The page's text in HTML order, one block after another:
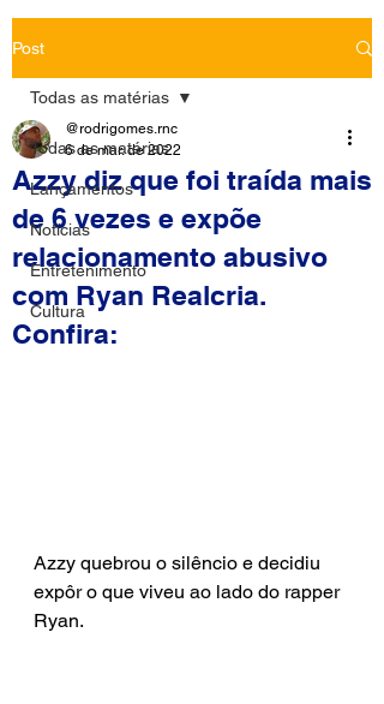
Post
Todas as matérias
Lançamentos
Notícias
Entretenimento
Cultura
Todas as matérias
Azzy diz que foi traída mais
de 6 vezes e expõe
relacionamento abusivo
com Ryan Realcria.
Confira:
@rodrigomes.rnc
6 de mar. de 2022
Azzy quebrou o silêncio e decidiu
expôr o que viveu ao lado do rapper
Ryan.